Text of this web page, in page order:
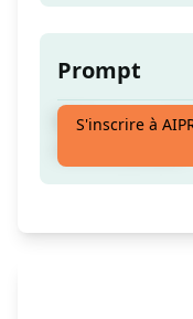
Prompt
Rédigez un
S'inscrire à